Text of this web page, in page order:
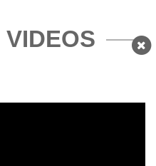
VIDEOS